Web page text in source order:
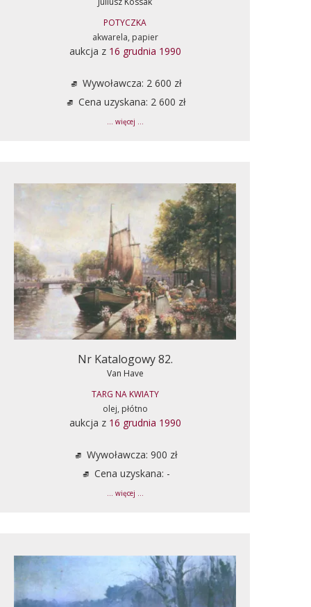
POTYCZKA
akwarela, papier
aukcja z 16 grudnia 1990
Wywoławcza: 2 600 zł
Cena uzyskana: 2 600 zł
... więcej ...
Nr Katalogowy 82.
Van Have
TARG NA KWIATY
olej, płótno
aukcja z 16 grudnia 1990
Wywoławcza: 900 zł
Cena uzyskana: -
... więcej ...